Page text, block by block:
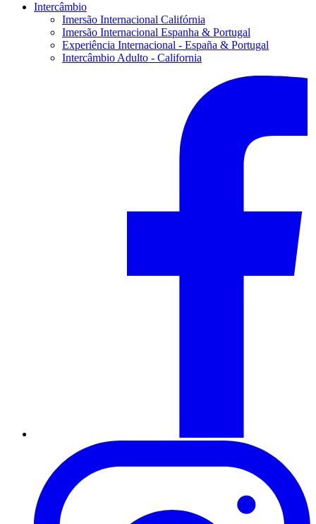
Intercâmbio
Imersão Internacional Califórnia
Imersão Internacional Espanha & Portugal
Experiência Internacional - España & Portugal
Intercâmbio Adulto - California